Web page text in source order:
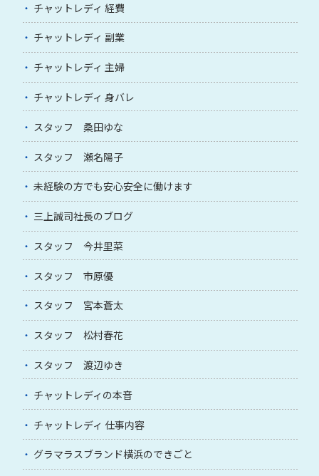
チャットレディ 経費
チャットレディ 副業
チャットレディ 主婦
チャットレディ 身バレ
スタッフ 桑田ゆな
スタッフ 瀬名陽子
未経験の方でも安心安全に働けます
三上誠司社長のブログ
スタッフ 今井里菜
スタッフ 市原優
スタッフ 宮本蒼太
スタッフ 松村春花
スタッフ 渡辺ゆき
チャットレディの本音
チャットレディ 仕事内容
グラマラスブランド横浜のできごと